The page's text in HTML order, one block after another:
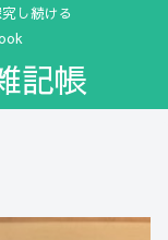
し続ける
記帳